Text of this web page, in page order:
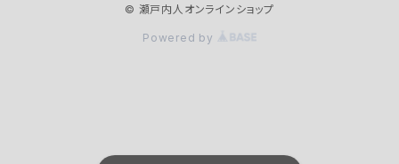
© 瀬戸内人オンラインショップ
Powered by